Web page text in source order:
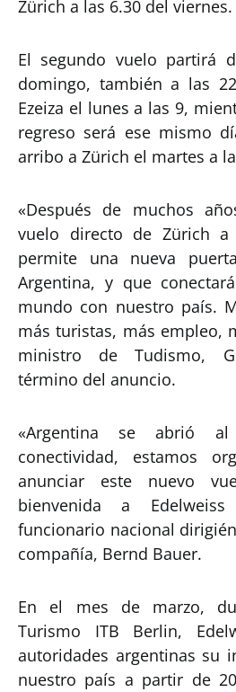
Zürich a las 6.30 del viernes.
El segundo vuelo partirá
domingo, también a las
Ezeiza el lunes a las 9,
regreso será ese mismo
arribo a Zürich el martes a
«Después de muchos
vuelo directo de Zürich a
permite una nueva
Argentina, y que
mundo con nuestro país.
más turistas, más empleo,
ministro de Tudismo,
término del anuncio.
«Argentina se abrió
conectividad, estamos
anunciar este nuevo
bienvenida a
funcionario nacional
compañía, Bernd Bauer.
En el mes de marzo,
Turismo ITB Berlin,
autoridades argentinas su
nuestro país a partir de